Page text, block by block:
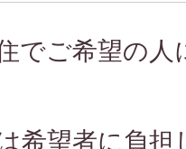
でご希望の人
希望者に負